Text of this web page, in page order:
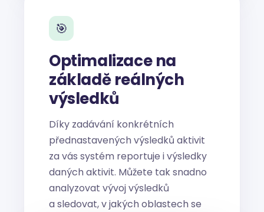
🎯
Optimalizace na
základě reálných
výsledků
Díky zadávání konkrétních
přednastavených výsledků aktivit
za vás systém reportuje i výsledky
daných aktivit. Můžete tak snadno
analyzovat vývoj výsledků
a sledovat, v jakých oblastech se